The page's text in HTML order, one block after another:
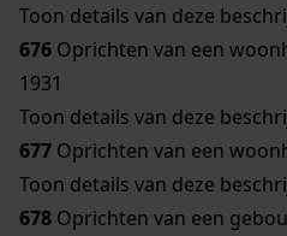
Toon details van deze
676 Oprichten van een
1931
Toon details van deze
677 Oprichten van een
Toon details van deze
678 Oprichten van een